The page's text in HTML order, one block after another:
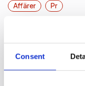
Consent
Affärer Pr
2026-07-31, 07:00
700 miljoner